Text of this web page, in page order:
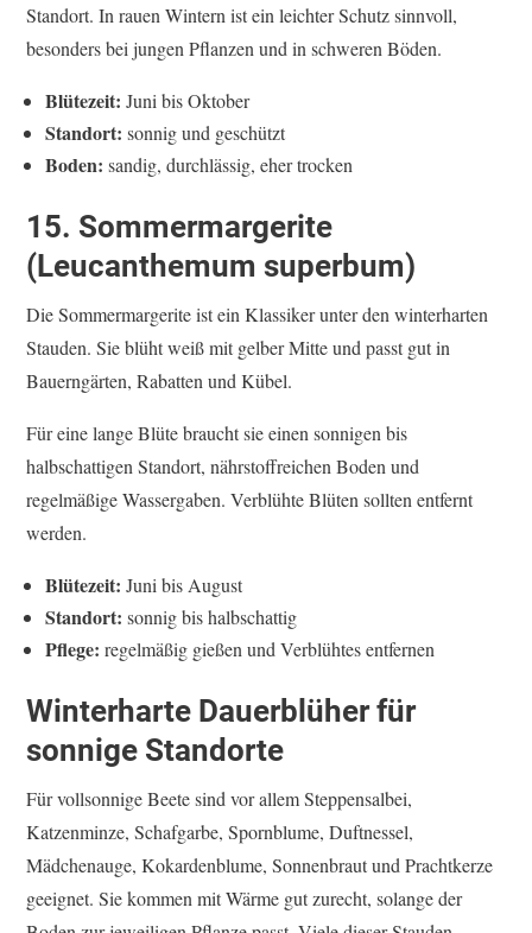
Standort. In rauen Wintern ist ein leichter Schutz sinnvoll,
besonders bei jungen Pflanzen und in schweren Böden.
Blütezeit: Juni bis Oktober
Standort: sonnig und geschützt
Boden: sandig, durchlässig, eher trocken
15. Sommermargerite
(Leucanthemum superbum)
Die Sommermargerite ist ein Klassiker unter den winterharten
Stauden. Sie blüht weiß mit gelber Mitte und passt gut in
Bauerngärten, Rabatten und Kübel.
Für eine lange Blüte braucht sie einen sonnigen bis
halbschattigen Standort, nährstoffreichen Boden und
regelmäßige Wassergaben. Verblühte Blüten sollten entfernt
werden.
Blütezeit: Juni bis August
Standort: sonnig bis halbschattig
Pflege: regelmäßig gießen und Verblühtes entfernen
Winterharte Dauerblüher für
sonnige Standorte
Für vollsonnige Beete sind vor allem Steppensalbei,
Katzenminze, Schafgarbe, Spornblume, Duftnessel,
Mädchenauge, Kokardenblume, Sonnenbraut und Prachtkerze
geeignet. Sie kommen mit Wärme gut zurecht, solange der